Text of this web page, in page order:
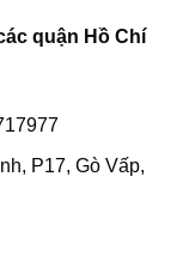
quận Hồ Chí
P17, Gò Vấp,